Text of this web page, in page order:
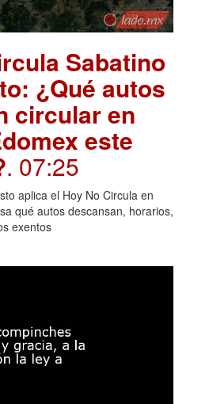
Sabatino
¿Qué autos
circular en
este
. 07:25
aplica el Hoy No Circula en
qué autos descansan, horarios,
exentos